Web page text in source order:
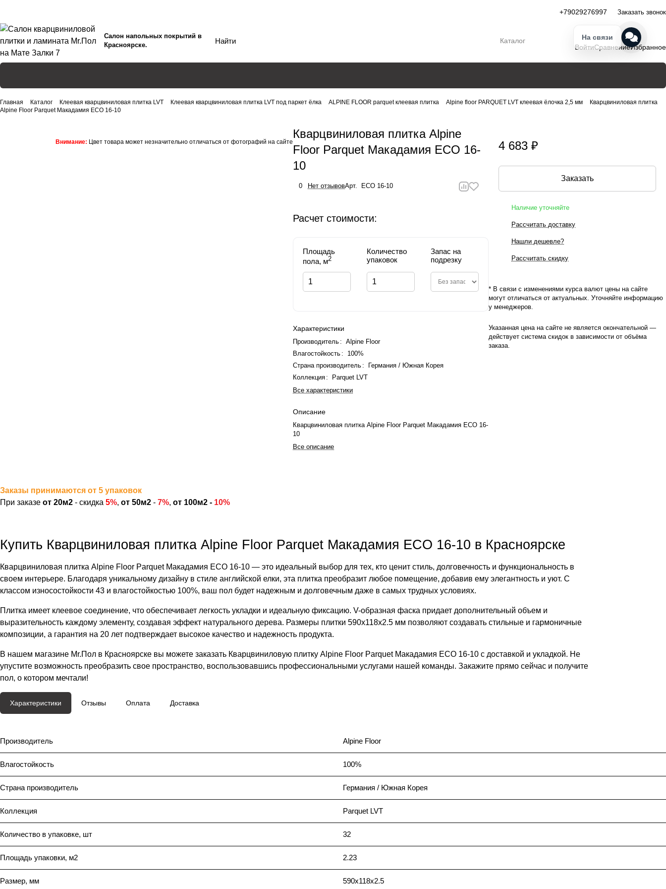
+79029276997 Заказать звонок
Салон напольных покрытий в
Красноярске.
Каталог
ВойтиСравнениеИзбранное
Главная Каталог Клеевая кварцвиниловая плитка LVT Клеевая кварцвиниловая плитка LVT под паркет ёлка ALPINE FLOOR parquet клеевая плитка Alpine floor PARQUET LVT клеевая ёлочка 2,5 мм
Кварцвиниловая плитка
Alpine Floor Parquet Макадамия ECO 16-10
Внимание: Цвет товара может незначительно отличаться от фотографий на сайте
Кварцвиниловая плитка Alpine
Floor Parquet Макадамия ECO 16-
10
0 Нет отзывовАрт. ECO 16-10
Расчет стоимости:
Площадь
пола, м2
Количество
упаковок
Запас на
подрезку
Характеристики
Производитель:
Alpine Floor
Влагостойкость:
100%
Страна производитель:
Германия / Южная Корея
Коллекция:
Parquet LVT
Все характеристики
Описание
Кварцвиниловая плитка Alpine Floor Parquet Макадамия ECO 16-
10
Все описание
4 683 ₽
Заказать
Наличие уточняйте
Рассчитать доставку
Нашли дешевле?
Рассчитать скидку
* В связи с изменениями курса валют цены на сайте
могут отличаться от актуальных. Уточняйте информацию
у менеджеров.
Указанная цена на сайте не является окончательной —
действует система скидок в зависимости от объёма
заказа.
Заказы принимаются от 5 упаковок
При заказе от 20м2 - скидка 5%, от 50м2 - 7%, от 100м2 - 10%
Купить Кварцвиниловая плитка Alpine Floor Parquet Макадамия ECO 16-10 в Красноярске
Кварцвиниловая плитка Alpine Floor Parquet Макадамия ECO 16-10 — это идеальный выбор для тех, кто ценит стиль, долговечность и функциональность в
своем интерьере. Благодаря уникальному дизайну в стиле английской елки, эта плитка преобразит любое помещение, добавив ему элегантность и уют. С
классом износостойкости 43 и влагостойкостью 100%, ваш пол будет надежным и долговечным даже в самых трудных условиях.
Плитка имеет клеевое соединение, что обеспечивает легкость укладки и идеальную фиксацию. V-образная фаска придает дополнительный объем и
выразительность каждому элементу, создавая эффект натурального дерева. Размеры плитки 590x118x2.5 мм позволяют создавать стильные и гармоничные
композиции, а гарантия на 20 лет подтверждает высокое качество и надежность продукта.
В нашем магазине Mr.Пол в Красноярске вы можете заказать Кварцвиниловую плитку Alpine Floor Parquet Макадамия ECO 16-10 с доставкой и укладкой. Не
упустите возможность преобразить свое пространство, воспользовавшись профессиональными услугами нашей команды. Закажите прямо сейчас и получите
пол, о котором мечтали!
Характеристики Отзывы Оплата Доставка
Производитель Alpine Floor
Влагостойкость 100%
Страна производитель Германия / Южная Корея
Коллекция Parquet LVT
Количество в упаковке, шт 32
Площадь упаковки, м2 2.23
Размер, мм 590x118x2.5
На связи